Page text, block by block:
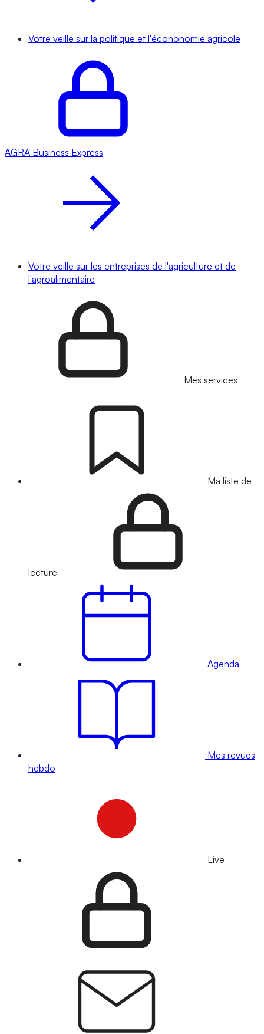
Votre veille sur la politique et l'écononomie agricole
AGRA Business Express
Votre veille sur les entreprises de l'agriculture et de
l'agroalimentaire
Mes services
Ma liste de
lecture
Agenda
Mes revues
hebdo
Live